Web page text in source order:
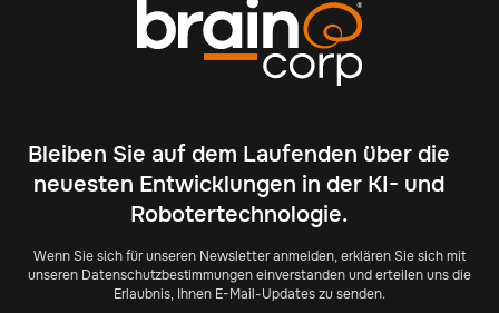
Bleiben Sie auf dem Laufenden über die
neuesten Entwicklungen in der KI- und
Robotertechnologie.
Wenn Sie sich für unseren Newsletter anmelden, erklären Sie sich mit
unseren Datenschutzbestimmungen einverstanden und erteilen uns die
Erlaubnis, Ihnen E-Mail-Updates zu senden.